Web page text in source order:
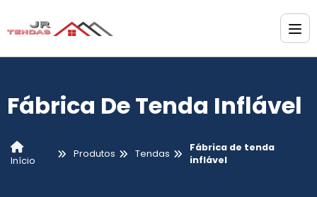
Fábrica De Tenda Inflável
Início
Produtos Tendas
Fábrica de tenda
inflável